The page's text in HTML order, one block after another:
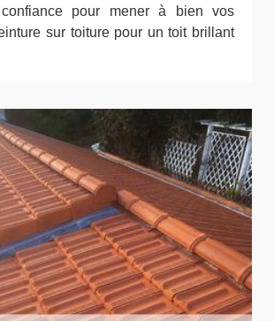
confiance pour mener à bien vos
sur toiture pour un toit brillant